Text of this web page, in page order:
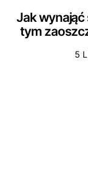
Jak wynająć
tym
5